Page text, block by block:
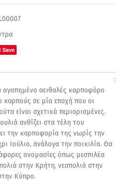
Save
αγαπημένο αειθαλές καρποφόρο
καρπούς σε μία εποχή που οι
είναι σχετικά περιορισμένες.
ανθίζει στα τέλη του
την καρποφορία της νωρίς την
Ιούλιο, ανάλογα την ποικιλία. Θα
ονομασίες όπως μεσπιλέα
στην Κρήτη, νεσπολιά στην
Κύπρο.